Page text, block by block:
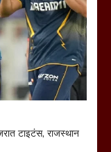
टाइटंस, राजस्थान